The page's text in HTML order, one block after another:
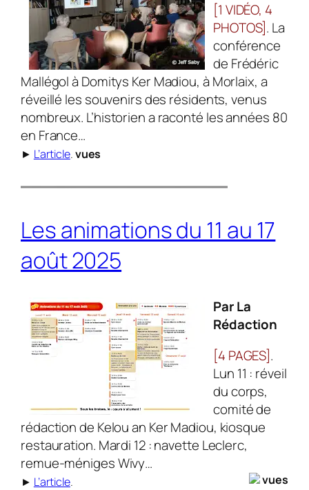
[1 VIDÉO, 4
PHOTOS]. La
conférence
de Frédéric
Mallégol à Domitys Ker Madiou, à Morlaix, a
réveillé les souvenirs des résidents, venus
nombreux. L’historien a raconté les années 80
en France…
► L’article.vues
Les animations du 11 au 17
août 2025
Par La
Rédaction
[4 PAGES].
Lun 11 : réveil
du corps,
comité de
rédaction de Kelou an Ker Madiou, kiosque
restauration. Mardi 12 : navette Leclerc,
remue-méniges Wivy…
► L’article. vues